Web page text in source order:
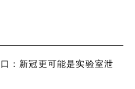
：新冠更可能是实验室泄